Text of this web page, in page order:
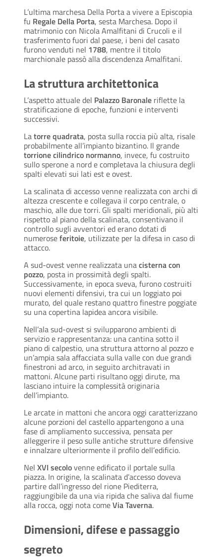
L’ultima marchesa Della Porta a vivere a Episcopia
fu Regale Della Porta, sesta Marchesa. Dopo il
matrimonio con Nicola Amalfitani di Crucoli e il
trasferimento fuori dal paese, i beni del casato
furono venduti nel 1788, mentre il titolo
marchionale passò alla discendenza Amalfitani.
La struttura architettonica
L’aspetto attuale del Palazzo Baronale riflette la
stratificazione di epoche, funzioni e interventi
successivi.
Latorre quadrata, posta sulla roccia più alta, risale
probabilmente all’impianto bizantino. Il grande
torrione cilindrico normanno, invece, fu costruito
sullo sperone a nord e completava la chiusura degli
spalti elevati sui lati est e ovest.
La scalinata di accesso venne realizzata con archi di
altezza crescente e collegava il corpo centrale, o
maschio, alle due torri. Gli spalti meridionali, più alti
rispetto al piano della scalinata, consentivano il
controllo sugli avventori ed erano dotati di
numeroseferitoie, utilizzate per la difesa in caso di
attacco.
A sud-ovest venne realizzata unacisterna con
pozzo, posta in prossimità degli spalti.
Successivamente, in epoca sveva, furono costruiti
nuovi elementi difensivi, tra cui un loggiato poi
murato, del quale restano quattro finestre poggiate
su una copertina lapidea ancora visibile.
Nell’ala sud-ovest si svilupparono ambienti di
servizio e rappresentanza: una cantina sotto il
piano di calpestio, una struttura attorno al pozzo e
un’ampia sala affacciata sulla valle con due grandi
finestroni ad arco, in seguito architravati in
mattoni. Alcune parti risultano oggi dirute, ma
lasciano intuire la complessità originaria
dell’impianto.
Le arcate in mattoni che ancora oggi caratterizzano
alcune porzioni del castello appartengono a una
fase di ampliamento successiva, pensata per
alleggerire il peso sulle antiche strutture difensive
e innalzare ulteriormente il profilo dell’edificio.
Nel XVI secolovenne edificato il portale sulla
piazza. In origine, la scalinata d’accesso doveva
partire dall’ingresso del rione Piediterra,
raggiungibile da una via ripida che saliva dal fiume
alla rocca, oggi nota comeVia Taverna.
Dimensioni, difese e passaggio
segreto